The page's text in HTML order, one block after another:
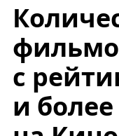
с
и более